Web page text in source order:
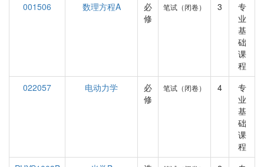
001506 数理方程A
必
修
笔试（闭卷） 3
专
业
基
础
课
程
022057
电动力学
必
修
笔试（闭卷） 4
专
业
基
础
课
程